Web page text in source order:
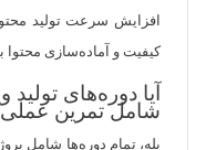
افزایش سرعت تولید
کیفیت و آماده‌سازی محتوا
آیا دوره‌های
شامل تمرین
بله، تمام دوره‌ها شامل